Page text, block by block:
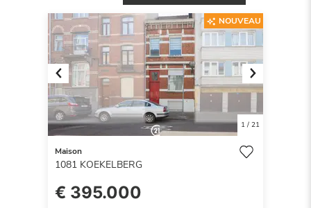
Previous Next
1/ 21
NOUVEAU
Maison
1081 KOEKELBERG
€ 395.000